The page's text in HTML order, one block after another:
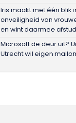
Iris maakt met één blik
onveiligheid van
en wint daarmee
Microsoft de deur uit?
Utrecht wil eigen